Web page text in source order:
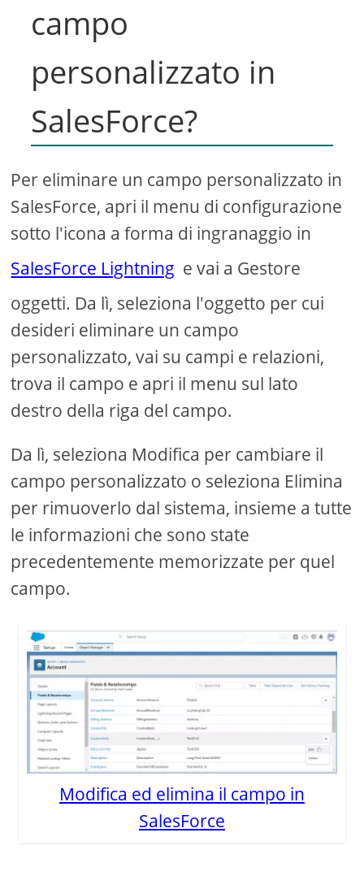
campo
personalizzato in
SalesForce?
Per eliminare un campo personalizzato in
SalesForce, apri il menu di configurazione
sotto l'icona a forma di ingranaggio in
SalesForce Lightning e vai a Gestore
oggetti. Da lì, seleziona l'oggetto per cui
desideri eliminare un campo
personalizzato, vai su campi e relazioni,
trova il campo e apri il menu sul lato
destro della riga del campo.
Da lì, seleziona Modifica per cambiare il
campo personalizzato o seleziona Elimina
per rimuoverlo dal sistema, insieme a tutte
le informazioni che sono state
precedentemente memorizzate per quel
campo.
Modifica ed elimina il campo in
SalesForce